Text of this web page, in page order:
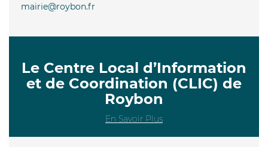
mairie@roybon.fr
Le Centre Local d’Information
et de Coordination (CLIC) de
Roybon
En Savoir Plus